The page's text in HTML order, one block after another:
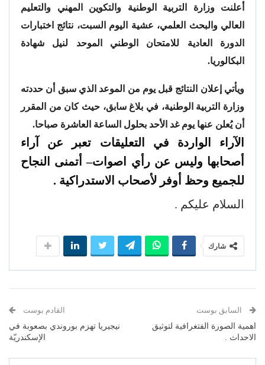
أعلنت وزارة التربية الوطنية والتكوين المهني والتعليم
العالي والبحث العلمي، عشية اليوم السبت، نتائج اختبارات
الدورة العادية للامتحان الوطني الموحد لنيل شهادة
البكالوريا.
ويأتي إعلان النتائج قبل يوم من الموعد الذي سبق أن حددته
وزارة التربية الوطنية، في بلاغ سابق، حيث كان من المقرر
أن يُعلن عنها يوم غد الأحد بحلول الساعة العاشرة صباحا.
الآراء الواردة في التعليقات تعبر عن آراء
أصحابها وليس عن رأي اصوات– أتمنى النجاح
للجميع وحظ أوفر لأصحاب الاستدراكية .
السلام عليكم .
شارك
السابق بوست
اهمية الصورة الفتغرافية لتوثيق
الاحداث .
القادم بوست
نيجيريا تهزم بوروندي بصعوبة في
الإسكندريّة